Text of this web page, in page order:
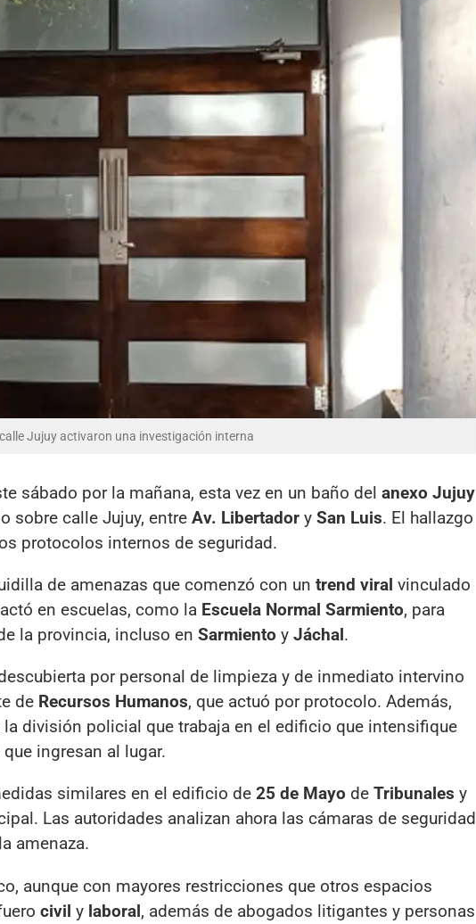
Jujuy activaron una investigación interna
sábado por la mañana, esta vez en un baño del anexo Jujuy
sobre calle Jujuy, entre Av. Libertador y San Luis. El hallazgo
protocolos internos de seguridad.
de amenazas que comenzó con un trend viral vinculado
en escuelas, como la Escuela Normal Sarmiento, para
la provincia, incluso en Sarmiento y Jáchal.
por personal de limpieza y de inmediato intervino
de Recursos Humanos, que actuó por protocolo. Además,
división policial que trabaja en el edificio que intensifique
ingresan al lugar.
similares en el edificio de 25 de Mayo de Tribunales y
Las autoridades analizan ahora las cámaras de seguridad
amenaza.
aunque con mayores restricciones que otros espacios
civil y laboral, además de abogados litigantes y personas